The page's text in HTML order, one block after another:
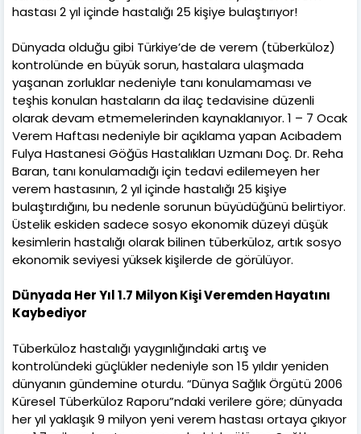
hastası 2 yıl içinde hastalığı 25 kişiye bulaştırıyor!
Dünyada olduğu gibi Türkiye’de de verem (tüberküloz)
kontrolünde en büyük sorun, hastalara ulaşmada
yaşanan zorluklar nedeniyle tanı konulamaması ve
teşhis konulan hastaların da ilaç tedavisine düzenli
olarak devam etmemelerinden kaynaklanıyor. 1 – 7 Ocak
Verem Haftası nedeniyle bir açıklama yapan Acıbadem
Fulya Hastanesi Göğüs Hastalıkları Uzmanı Doç. Dr. Reha
Baran, tanı konulamadığı için tedavi edilemeyen her
verem hastasının, 2 yıl içinde hastalığı 25 kişiye
bulaştırdığını, bu nedenle sorunun büyüdüğünü belirtiyor.
Üstelik eskiden sadece sosyo ekonomik düzeyi düşük
kesimlerin hastalığı olarak bilinen tüberküloz, artık sosyo
ekonomik seviyesi yüksek kişilerde de görülüyor.
Dünyada Her Yıl 1.7 Milyon Kişi Veremden Hayatını
Kaybediyor
Tüberküloz hastalığı yaygınlığındaki artış ve
kontrolündeki güçlükler nedeniyle son 15 yıldır yeniden
dünyanın gündemine oturdu. “Dünya Sağlık Örgütü 2006
Küresel Tüberküloz Raporu”ndaki verilere göre; dünyada
her yıl yaklaşık 9 milyon yeni verem hastası ortaya çıkıyor